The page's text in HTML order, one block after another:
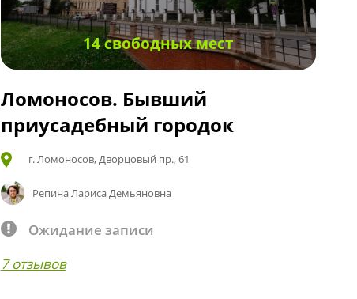
14 свободных мест
Ломоносов. Бывший
приусадебный городок
г. Ломоносов, Дворцовый пр., 61
Репина Лариса Демьяновна
Ожидание записи
7 отзывов